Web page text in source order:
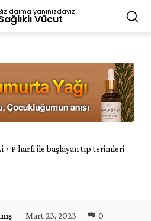
daima yanınızdayız
Vücut
P harfi ile başlayan tıp terimleri
Mart 23, 2023 0